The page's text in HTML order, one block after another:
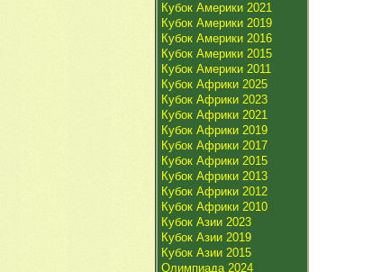
Кубок Америки 2021
Кубок Америки 2019
Кубок Америки 2016
Кубок Америки 2015
Кубок Америки 2011
Кубок Африки 2025
Кубок Африки 2023
Кубок Африки 2021
Кубок Африки 2019
Кубок Африки 2017
Кубок Африки 2015
Кубок Африки 2013
Кубок Африки 2012
Кубок Африки 2010
Кубок Азии 2023
Кубок Азии 2019
Кубок Азии 2015
Олимпиада 2024